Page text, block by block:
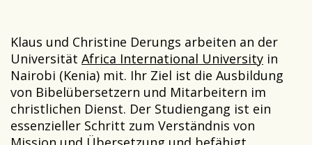
Klaus und Christine Derungs arbeiten an der
Universität Africa International University in
Nairobi (Kenia) mit. Ihr Ziel ist die Ausbildung
von Bibelübersetzern und Mitarbeitern im
christlichen Dienst. Der Studiengang ist ein
essenzieller Schritt zum Verständnis von